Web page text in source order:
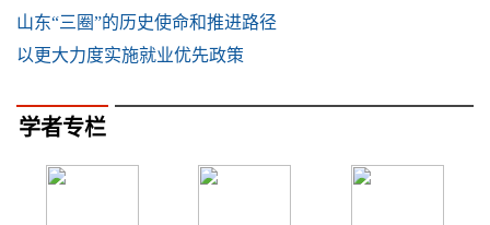
山东“三圈”的历史使命和推进路径
以更大力度实施就业优先政策
学者专栏